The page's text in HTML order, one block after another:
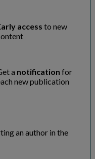
access to new
a notification for
new publication
an author in the